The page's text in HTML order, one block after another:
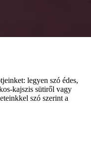
legyen szó édes,
kajszis sütiről vagy
szó szerint a